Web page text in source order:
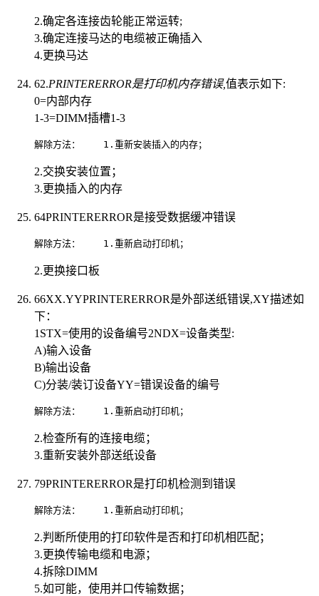
2.确定各连接齿轮能正常运转;
3.确定连接马达的电缆被正确插入
4.更换马达
62.PRINTERERROR是打印机内存错误,值表示如下:
0=内部内存
1-3=DIMM插槽1-3
解除方法：    1.重
2.交换安装位置；
3.更换插入的内存
64PRINTERERROR是接受数据缓冲错误
解除方法：    1.
2.更换接口板
66XX.YYPRINTERERROR是外部送纸错误,XY描述如
下：
1STX=使用的设备编号2NDX=设备类型:
A)输入设备
B)输出设备
C)分装/装订设备YY=错误设备的编号
解除方法：    1.
2.检查所有的连接电缆；
3.重新安装外部送纸设备
79PRINTERERROR是打印机检测到错误
解除方法：    1.
2.判断所使用的打印软件是否和打印机相匹配；
3.更换传输电缆和电源；
4.拆除DIMM
5.如可能，使用并口传输数据；